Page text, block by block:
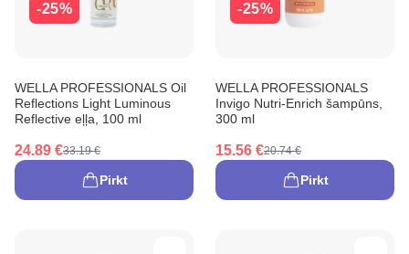
-25%
WELLA PROFESSIONALS Oil
Reflections Light Luminous
Reflective eļļa, 100 ml
24.89 €33.19 €
Pirkt
-25%
WELLA PROFESSIONALS
Invigo Nutri-Enrich šampūns,
300 ml
15.56 €20.74 €
Pirkt